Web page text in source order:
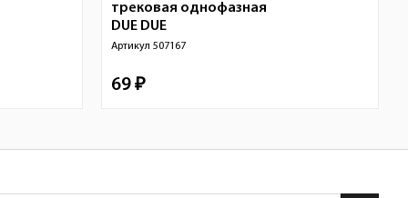
трековая однофазная
DUE DUE
Артикул 507167
69 ₽